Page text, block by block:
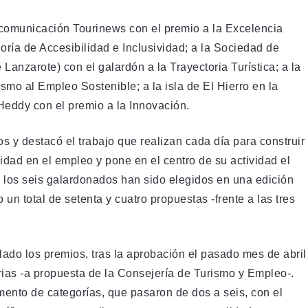
Tourinews con el premio a la Excelencia
de Accesibilidad e Inclusividad; a la Sociedad de
con el galardón a la Trayectoria Turística; a la
al Empleo Sostenible; a la isla de El Hierro en la
con el premio a la Innovación.
y destacó el trabajo que realizan cada día para construir
en el empleo y pone en el centro de su actividad el
seis galardonados han sido elegidos en una edición
total de setenta y cuatro propuestas -frente a las tres
los premios, tras la aprobación el pasado mes de abril
-a propuesta de la Consejería de Turismo y Empleo-.
de categorías, que pasaron de dos a seis, con el